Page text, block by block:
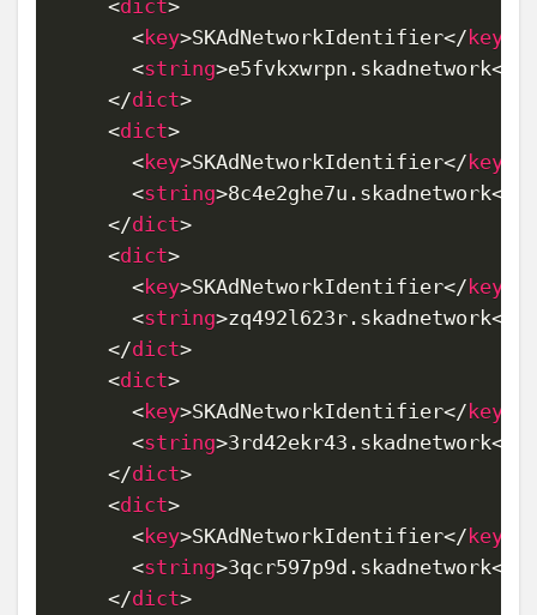
<dict>
<key>SKAdNetworkIdentifier</ key
<string>e5fvkxwrpn.skadnetwork</
</dict>
<dict>
<key>SKAdNetworkIdentifier</ key
<string>8c4e2ghe7u.skadnetwork</
</dict>
<dict>
<key>SKAdNetworkIdentifier</ key
<string>zq492l623r.skadnetwork</
</dict>
<dict>
<key>SKAdNetworkIdentifier</ key
<string>3rd42ekr43.skadnetwork</
</dict>
<dict>
<key>SKAdNetworkIdentifier</ key
<string>3qcr597p9d.skadnetwork</
</dict>